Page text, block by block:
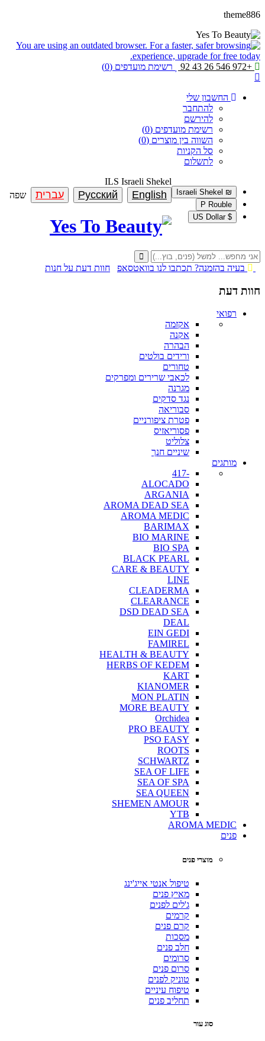
theme886
+972 546 26 43 92 רשימת מועדפים (0)
החשבון שלי
להתחבר
להירשם
רשימת מועדפים (0)
השווה בין מוצרים (0)
סל הקניות
לתשלום
ILS Israeli Shekel
₪ Israeli Shekel
P Rouble
$ US Dollar
English
Русский עברית שפה
בעיה בהזמנה? תכתבו לנו בוואטסאפ חוות דעת על חנות
חוות דעת
רפואי
אקזמה
אקנה
הבהרה
ורידים בולטים
טחורים
לכאבי שרירים ומפרקים
מגרנה
נגד סדקים
סבוריאה
פטרת ציפורניים
פסוריאזיס
צלוליט
שיניים חנך
מותגים
-417
ALOCADO
ARGANIA
AROMA DEAD SEA
AROMA MEDIC
BARIMAX
BIO MARINE
BIO SPA
BLACK PEARL
CARE & BEAUTY
LINE
CLEADERMA
CLEARANCE
DSD DEAD SEA
DEAL
EIN GEDI
FAMIREL
HEALTH & BEAUTY
HERBS OF KEDEM
KART
KIANOMER
MON PLATIN
MORE BEAUTY
Orchidea
PRO BEAUTY
PSO EASY
ROOTS
SCHWARTZ
SEA OF LIFE
SEA OF SPA
SEA QUEEN
SHEMEN AMOUR
YTB
AROMA MEDIC
פנים
מוצרי פנים
טיפול אנטי אייג'ינג
מאיץ פנים
ג'לים לפנים
קרמים
קרם פנים
מסכות
חלב פנים
סרומים
סרום פנים
טוניק לפנים
טיפוח עיניים
תחליב פנים
סוג עור